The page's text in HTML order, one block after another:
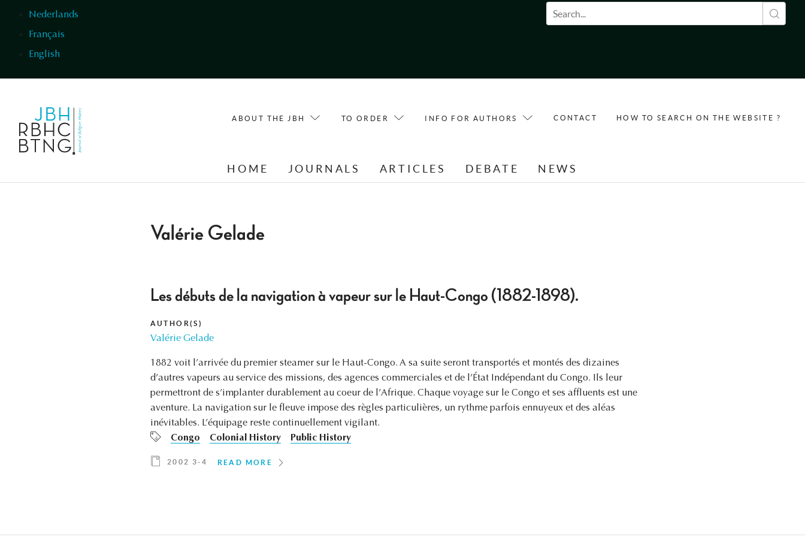
Nederlands
Français
English
Search form
ABOUT THE JBH TO ORDER INFO FOR AUTHORS CONTACT HOW TO SEARCH ON THE WEBSITE ?
HOME JOURNALS ARTICLES DEBATE NEWS
Valérie Gelade
Les débuts de la navigation à vapeur sur le Haut-Congo (1882-1898).
AUTHOR(S)
Valérie Gelade
1882 voit l’arrivée du premier steamer sur le Haut-Congo. A sa suite seront transportés et montés des dizaines
d’autres vapeurs au service des missions, des agences commerciales et de l’État Indépendant du Congo. Ils leur
permettront de s’implanter durablement au coeur de l’Afrique. Chaque voyage sur le Congo et ses affluents est une
aventure. La navigation sur le fleuve impose des règles particulières, un rythme parfois ennuyeux et des aléas
inévitables. L’équipage reste continuellement vigilant.
Congo
Colonial History Public History
2002 3-4 READ MORE